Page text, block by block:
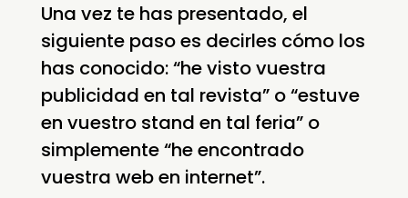
Una vez te has presentado, el
siguiente paso es decirles cómo los
has conocido: “he visto vuestra
publicidad en tal revista” o “estuve
en vuestro stand en tal feria” o
simplemente “he encontrado
vuestra web en internet”.